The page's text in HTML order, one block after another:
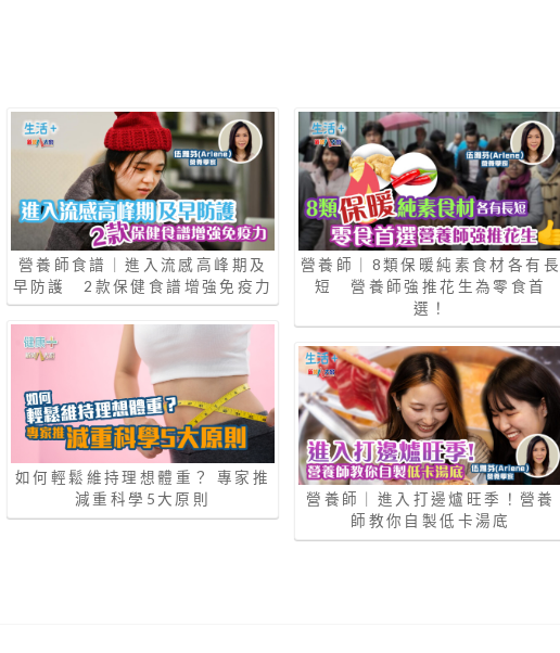
營養師食譜｜進入流感高峰期及
早防護 2款保健食譜增強免疫力
如何輕鬆維持理想體重？ 專家推
減重科學5大原則
營養師｜8類保暖純素食材各有長
短 營養師強推花生為零食首
選！
營養師｜進入打邊爐旺季！營養
師教你自製低卡湯底